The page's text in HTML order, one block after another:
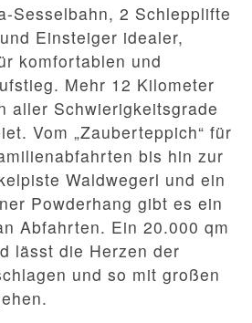
Sesselbahn, 2 Schlepplifte
Einsteiger idealer,
komfortablen und
Mehr 12 Kilometer
aller Schwierigkeitsgrade
Vom „Zauberteppich“ für
bis hin zur
Waldwegerl und ein
Powderhang gibt es ein
Abfahrten. Ein 20.000 qm
lässt die Herzen der
und so mit großen